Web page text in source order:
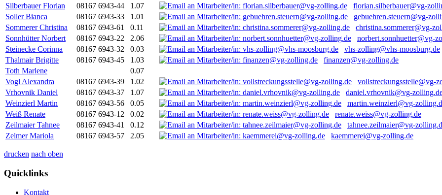
Silberbauer Florian
08167 6943-44 1.07
florian.silberbauer@vg-
Soller Bianca
08167 6943-33 1.01
gebuehren.steuern@vg-
Sommerer Christina
08167 6943-61 0.11
christina.sommerer@vg-
Sonnhütter Norbert
08167 6943-22 2.06
norbert.sonnhuetter@vg-
Steinecke Corinna
08167 6943-32 0.03
vhs-zolling@vhs-moosburg.de
Thalmair Brigitte
08167 6943-45 1.03
finanzen@vg-zolling.de
Toth Marlene
0.07
Vogl Alexandra
08167 6943-39 1.02
vollstreckungsstelle@vg-
Vrhovnik Daniel
08167 6943-37 1.07
daniel.vrhovnik@vg-
Weinzierl Martin
08167 6943-56 0.05
martin.weinzierl@vg-
Weiß Renate
08167 6943-12 0.02
renate.weiss@vg-zolling.de
Zeilmaier Tahnee
08167 6943-41 0.12
tahnee.zeilmaier@vg-
Zelmer Mariola
08167 6943-57 2.05 kaemmerei@vg-zolling.de
drucken nach oben
Quicklinks
Kontakt